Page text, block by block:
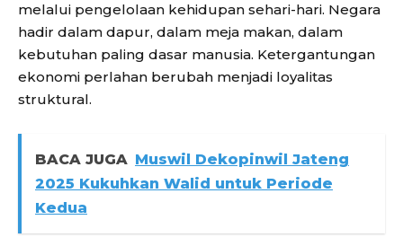
melalui pengelolaan kehidupan sehari-hari. Negara
hadir dalam dapur, dalam meja makan, dalam
kebutuhan paling dasar manusia. Ketergantungan
ekonomi perlahan berubah menjadi loyalitas
struktural.
BACA JUGA Muswil Dekopinwil Jateng
2025 Kukuhkan Walid untuk Periode
Kedua